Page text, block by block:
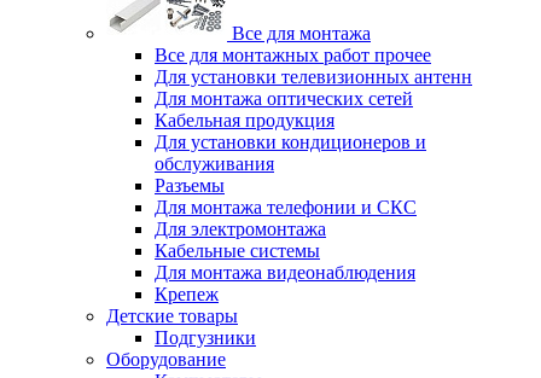
Все для монтажа
Все для монтажных работ прочее
Для установки телевизионных антенн
Для монтажа оптических сетей
Кабельная продукция
Для установки кондиционеров и
обслуживания
Разъемы
Для монтажа телефонии и СКС
Для электромонтажа
Кабельные системы
Для монтажа видеонаблюдения
Крепеж
Детские товары
Подгузники
Оборудование